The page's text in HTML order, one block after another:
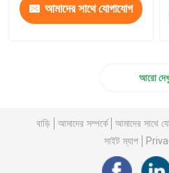
আমাদের সাথে যোগাযোগ
আরো
বাড়ি আমাদের সম্পর্কে আমাদের সাথে
সাইট ম্যাপ